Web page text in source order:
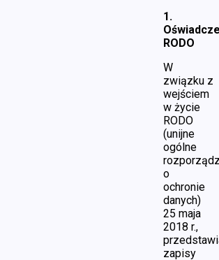
1.
RODO
W
związku z
wejściem
w życie
RODO
(unijne
ogólne
o
ochronie
danych)
25 maja
2018 r.,
zapisy